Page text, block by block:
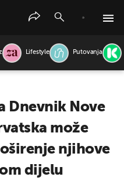
Lifestyle Putovanja
Dnevnik Nove
može
njihove
dijelu